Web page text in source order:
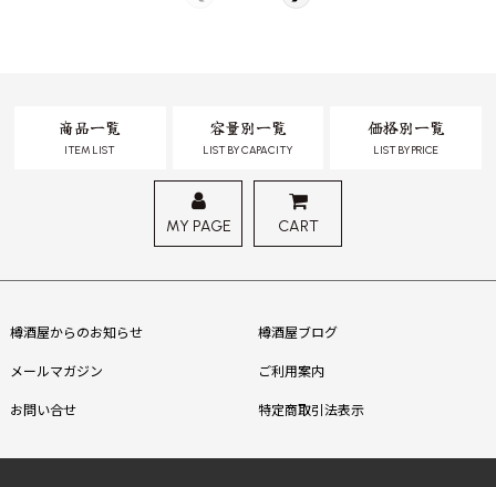
商品一覧
ITEM LIST
容量別一覧
LIST BY CAPACITY
価格別一覧
LIST BY PRICE
MY PAGE CART
樽酒屋からのお知らせ 樽酒屋ブログ
メールマガジン ご利用案内
お問い合せ 特定商取引法表示